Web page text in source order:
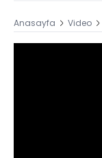
Anasayfa Video